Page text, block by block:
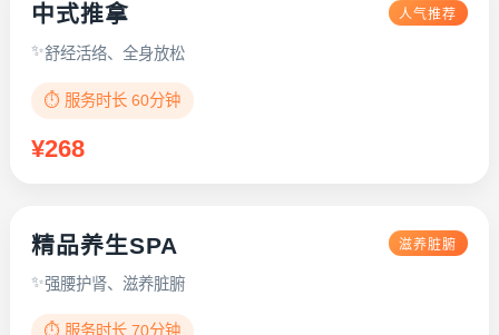
中式推拿 人气推荐
舒经活络、全身放松
⏱️ 服务时长 60分钟
¥268
精品养生SPA 滋养脏腑
强腰护肾、滋养脏腑
⏱️ 服务时长 70分钟